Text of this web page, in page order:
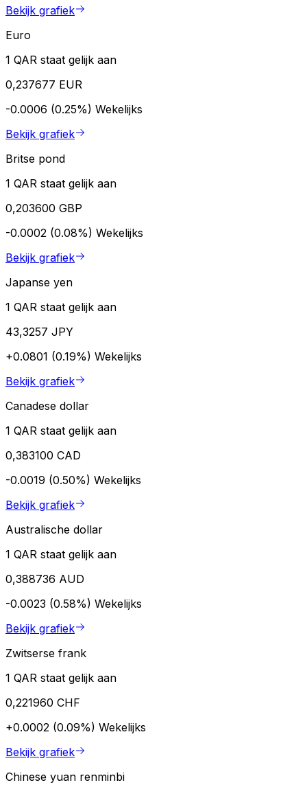
Bekijk grafiek
Euro
1 QAR staat gelijk aan
0,237677 EUR
-0.0006 (0.25%) Wekelijks
Bekijk grafiek
Britse pond
1 QAR staat gelijk aan
0,203600 GBP
-0.0002 (0.08%) Wekelijks
Bekijk grafiek
Japanse yen
1 QAR staat gelijk aan
43,3257 JPY
+0.0801 (0.19%) Wekelijks
Bekijk grafiek
Canadese dollar
1 QAR staat gelijk aan
0,383100 CAD
-0.0019 (0.50%) Wekelijks
Bekijk grafiek
Australische dollar
1 QAR staat gelijk aan
0,388736 AUD
-0.0023 (0.58%) Wekelijks
Bekijk grafiek
Zwitserse frank
1 QAR staat gelijk aan
0,221960 CHF
+0.0002 (0.09%) Wekelijks
Bekijk grafiek
Chinese yuan renminbi